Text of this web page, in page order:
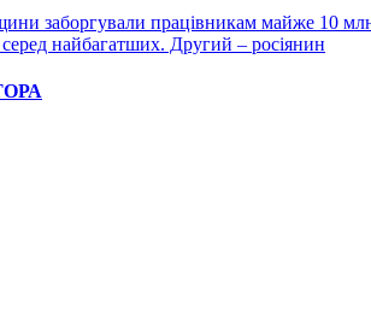
заборгували працівникам майже 10
найбагатших. Другий – росіянин